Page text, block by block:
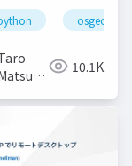
osgeo
btm
10.1K